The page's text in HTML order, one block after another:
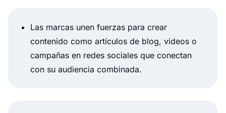
Las marcas unen fuerzas para crear
contenido como artículos de blog, videos o
campañas en redes sociales que conectan
con su audiencia combinada.